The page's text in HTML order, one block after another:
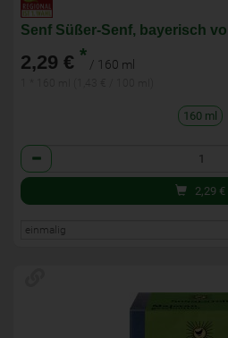
Senf Süßer-Senf, bayerisch
2,29 € * / 160 ml
160 ml
Anzahl
2,29 €